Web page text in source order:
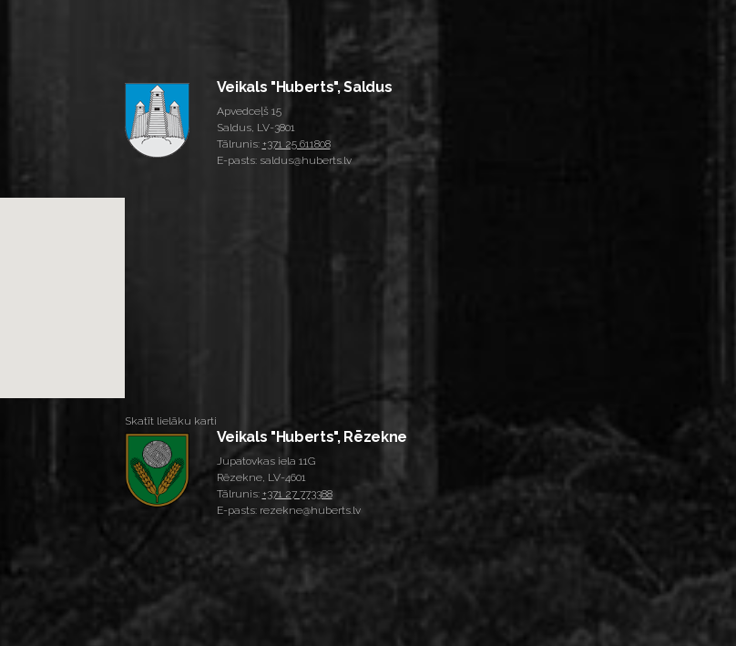
Veikals "Huberts", Saldus
Apvedceļš 15
Saldus, LV-3801
Tālrunis: +371 25 611808
E-pasts: saldus@huberts.lv
Skatīt lielāku karti
Veikals "Huberts", Rēzekne
Jupatovkas iela 11G
Rēzekne, LV-4601
Tālrunis: +371 27 773388
E-pasts: rezekne@huberts.lv